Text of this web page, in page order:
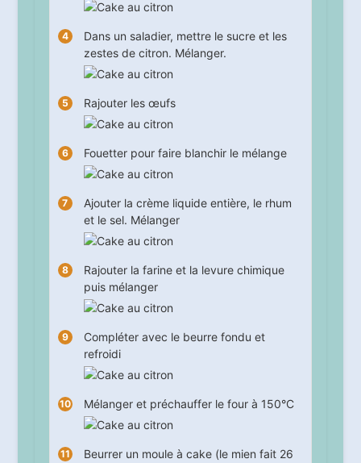
Dans un saladier, mettre le sucre et les
zestes de citron. Mélanger.
Rajouter les œufs
Fouetter pour faire blanchir le mélange
Ajouter la crème liquide entière, le rhum
et le sel. Mélanger
Rajouter la farine et la levure chimique
puis mélanger
Compléter avec le beurre fondu et
refroidi
Mélanger et préchauffer le four à 150°C
Beurrer un moule à cake (le mien fait 26